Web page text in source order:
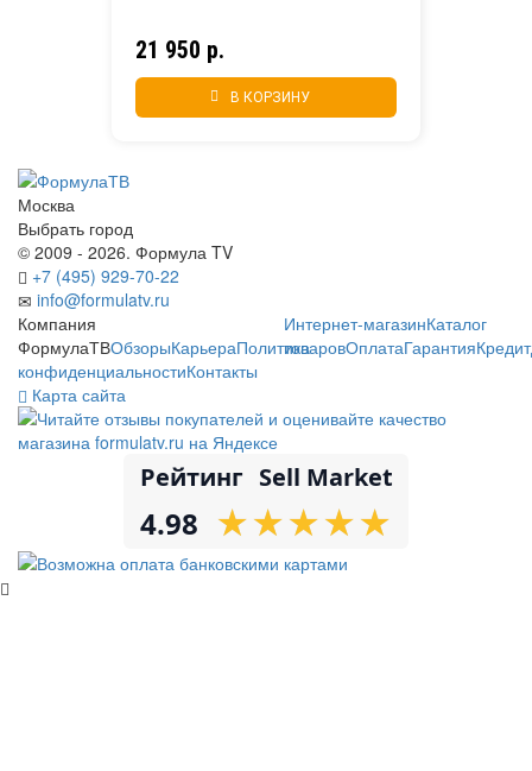
21 950 р.
В КОРЗИНУ
Москва
Выбрать город
© 2009 - 2026. Формула TV
+7 (495) 929-70-22
info@formulatv.ru
Компания
ФормулаТВОбзорыКарьераПолитика
конфиденциальностиКонтакты
Интернет-магазинКаталог
товаровОплатаГарантияКредит
Карта сайта
Рейтинг Sell Market
4.98 ★
★★
★★
★★
★★
★